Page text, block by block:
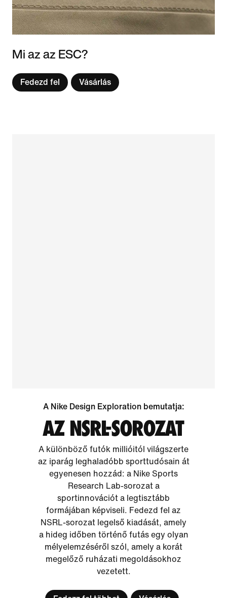
Mi az az ESC?
Fedezd fel Vásárlás
A Nike Design Exploration bemutatja:
AZ NSRL-SOROZAT
A különböző futók millióitól világszerte
az iparág leghaladóbb sporttudósain át
egyenesen hozzád: a Nike Sports
Research Lab-sorozat a
sportinnovációt a legtisztább
formájában képviseli. Fedezd fel az
NSRL-sorozat legelső kiadását, amely
a hideg időben történő futás egy olyan
mélyelemzéséről szól, amely a korát
megelőző ruházati megoldásokhoz
vezetett.